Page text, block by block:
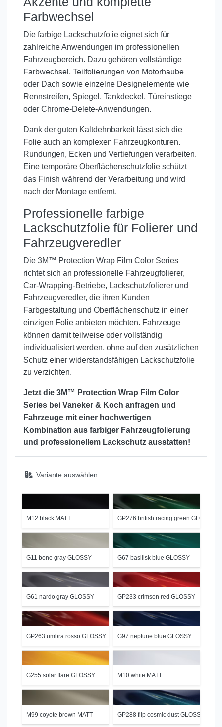
Farbwechsel
Die farbige Lackschutzfolie eignet sich für
zahlreiche Anwendungen im professionellen
Fahrzeugbereich. Dazu gehören vollständige
Farbwechsel, Teilfolierungen von Motorhaube
oder Dach sowie einzelne Designelemente wie
Rennstreifen, Spiegel, Tankdeckel, Türeinstiege
oder Chrome-Delete-Anwendungen.
Dank der guten Kaltdehnbarkeit lässt sich die
Folie auch an komplexen Fahrzeugkonturen,
Rundungen, Ecken und Vertiefungen verarbeiten.
Eine temporäre Oberflächenschutzfolie schützt
das Finish während der Verarbeitung und wird
nach der Montage entfernt.
Professionelle farbige
Lackschutzfolie für Folierer und
Fahrzeugveredler
Die 3M™ Protection Wrap Film Color Series
richtet sich an professionelle Fahrzeugfolierer,
Car-Wrapping-Betriebe, Lackschutzfolierer und
Fahrzeugveredler, die ihren Kunden
Farbgestaltung und Oberflächenschutz in einer
einzigen Folie anbieten möchten. Fahrzeuge
können damit teilweise oder vollständig
individualisiert werden, ohne auf den zusätzlichen
Schutz einer widerstandsfähigen Lackschutzfolie
zu verzichten.
Jetzt die 3M™ Protection Wrap Film Color
Series bei Vaneker & Koch anfragen und
Fahrzeuge mit einer hochwertigen
Kombination aus farbiger Fahrzeugfolierung
und professionellem Lackschutz ausstatten!
Variante auswählen
M12 black MATT GP276 british racing green GLOSSY
G11 bone gray GLOSSY G67 basilisk blue GLOSSY
G61 nardo gray GLOSSY GP233 crimson red GLOSSY
GP263 umbra rosso GLOSSY G97 neptune blue GLOSSY
G255 solar flare GLOSSY M10 white MATT
M99 coyote brown MATT GP288 flip cosmic dust GLOSSY